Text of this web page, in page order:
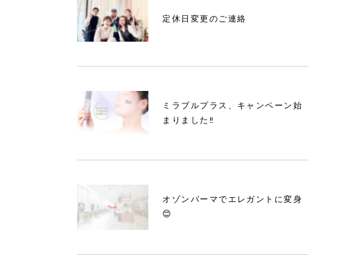
定休日変更のご連絡
ミラブルプラス、キャンペーン始
まりました‼︎
オゾンパーマでエレガントに変身
😊